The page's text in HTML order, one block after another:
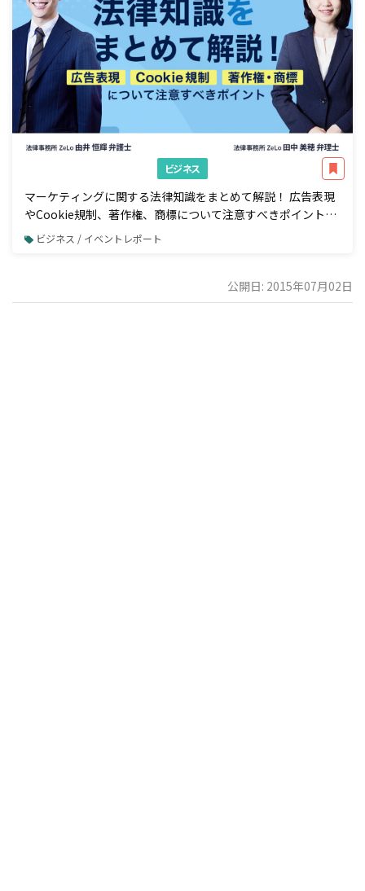
ビジネス
マーケティングに関する法律知識をまとめて解説！ 広告表現
やCookie規制、著作権、商標について注意すべきポイント
【イベントレポート】
ビジネス / イベントレポート
公開日: 2015年07月02日